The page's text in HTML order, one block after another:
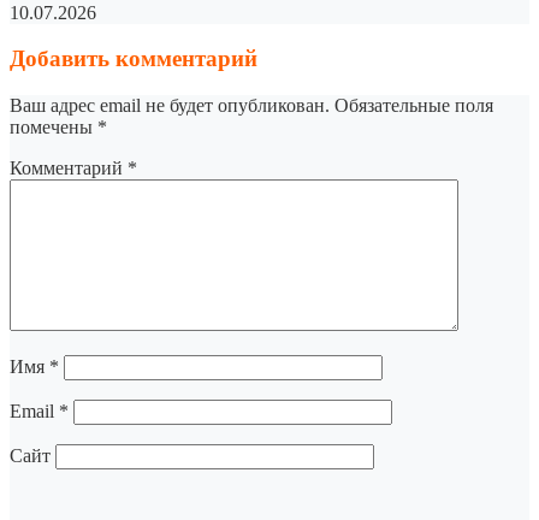
10.07.2026
Добавить комментарий
Ваш адрес email не будет опубликован. Обязательные поля
помечены *
Комментарий *
Имя *
Email *
Сайт